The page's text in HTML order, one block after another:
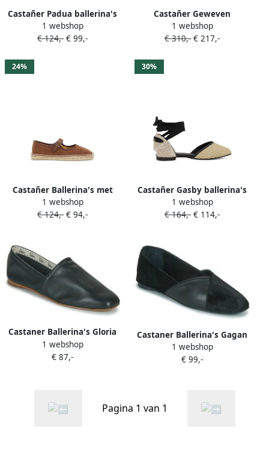
Castañer Padua ballerina's
met gesp Bruin
1 webshop
€ 124,- € 99,-
Castañer Geweven
ballerina's met puntige
neus Grijs
1 webshop
€ 310,- € 217,-
24%
Castañer Ballerina's met
gespbandje Bruin
1 webshop
€ 124,- € 94,-
30%
Castañer Gasby ballerina's
Beige
1 webshop
€ 164,- € 114,-
Castaner Ballerina's Gloria
1 webshop
€ 87,-
Castaner Ballerina's Gagan
1 webshop
€ 99,-
Pagina 1 van 1